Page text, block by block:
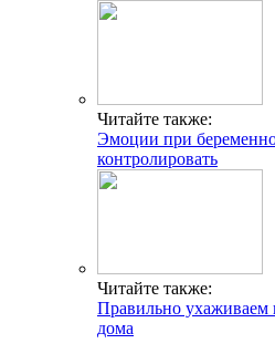
Читайте также:
Эмоции при
контролировать
Читайте также:
Правильно
дома